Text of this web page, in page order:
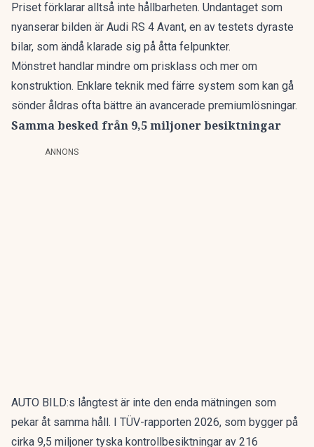
Priset förklarar alltså inte hållbarheten. Undantaget som
nyanserar bilden är Audi RS 4 Avant, en av testets dyraste
bilar, som ändå klarade sig på åtta felpunkter.
Mönstret handlar mindre om prisklass och mer om
konstruktion. Enklare teknik med färre system som kan gå
sönder åldras ofta bättre än avancerade premiumlösningar.
Samma besked från 9,5 miljoner besiktningar
ANNONS
AUTO BILD:s långtest är inte den enda mätningen som
pekar åt samma håll. I TÜV-rapporten 2026, som bygger på
cirka 9,5 miljoner tyska kontrollbesiktningar av 216